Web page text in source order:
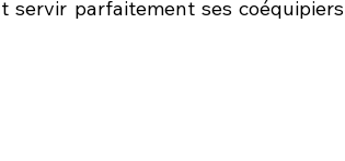
servir parfaitement ses